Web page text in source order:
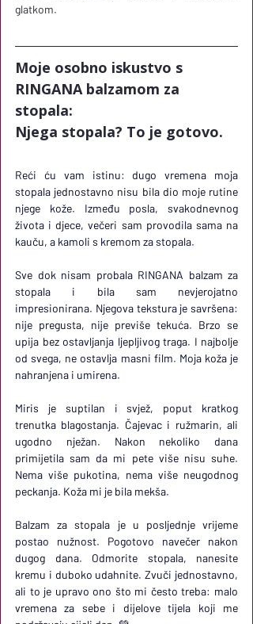
glatkom.
Moje osobno iskustvo s
RINGANA balzamom za
stopala:
Njega stopala? To je gotovo.
Reći ću vam istinu: dugo vremena moja
stopala jednostavno nisu bila dio moje rutine
njege kože. Između posla, svakodnevnog
života i djece, večeri sam provodila sama na
kauču, a kamoli s kremom za stopala.
Sve dok nisam probala RINGANA balzam za
stopala i bila sam nevjerojatno
impresionirana. Njegova tekstura je savršena:
nije pregusta, nije previše tekuća. Brzo se
upija bez ostavljanja ljepljivog traga. I najbolje
od svega, ne ostavlja masni film. Moja koža je
nahranjena i umirena.
Miris je suptilan i svjež, poput kratkog
trenutka blagostanja. Čajevac i ružmarin, ali
ugodno nježan. Nakon nekoliko dana
primijetila sam da mi pete više nisu suhe.
Nema više pukotina, nema više neugodnog
peckanja. Koža mi je bila mekša.
Balzam za stopala je u posljednje vrijeme
postao nužnost. Pogotovo navečer nakon
dugog dana. Odmorite stopala, nanesite
kremu i duboko udahnite. Zvuči jednostavno,
ali to je upravo ono što mi često treba: malo
vremena za sebe i dijelove tijela koji me